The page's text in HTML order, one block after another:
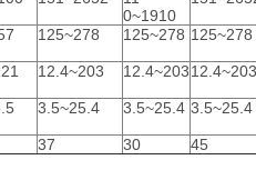
0~1910
125~278 125~278 125~278
12.4~203 12.4~20312.4~203
3.5~25.4 3.5~25.4 3.5~25.4
37 30 45